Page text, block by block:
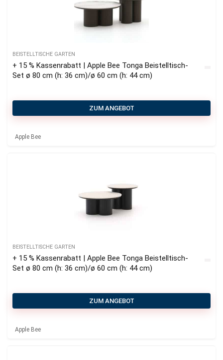
BEISTELLTISCHE GARTEN
+ 15 % Kassenrabatt | Apple Bee Tonga Beistelltisch-
Set ø 80 cm (h: 36 cm)/ø 60 cm (h: 44 cm)
ZUM ANGEBOT
Apple Bee
BEISTELLTISCHE GARTEN
+ 15 % Kassenrabatt | Apple Bee Tonga Beistelltisch-
Set ø 80 cm (h: 36 cm)/ø 60 cm (h: 44 cm)
ZUM ANGEBOT
Apple Bee